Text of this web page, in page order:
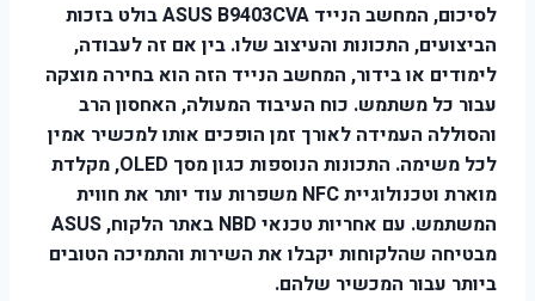
לסיכום, המחשב הנייד ASUS B9403CVA בולט בזכות
הביצועים, התכונות והעיצוב שלו. בין אם זה לעבודה,
לימודים או בידור, המחשב הנייד הזה הוא בחירה מוצקה
עבור כל משתמש. כוח העיבוד המעולה, האחסון הרב
והסוללה העמידה לאורך זמן הופכים אותו למכשיר אמין
לכל משימה. התכונות הנוספות כגון מסך OLED, מקלדת
מוארת וטכנולוגיית NFC משפרות עוד יותר את חווית
המשתמש. עם אחריות טכנאי NBD באתר הלקוח, ASUS
מבטיחה שהלקוחות יקבלו את השירות והתמיכה הטובים
ביותר עבור המכשיר שלהם.